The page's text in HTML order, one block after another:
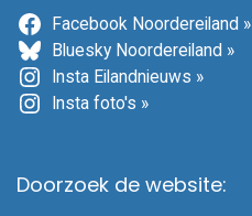
Facebook Noordereiland »
Bluesky Noordereiland »
Insta Eilandnieuws »
Insta foto's »
Doorzoek de website: